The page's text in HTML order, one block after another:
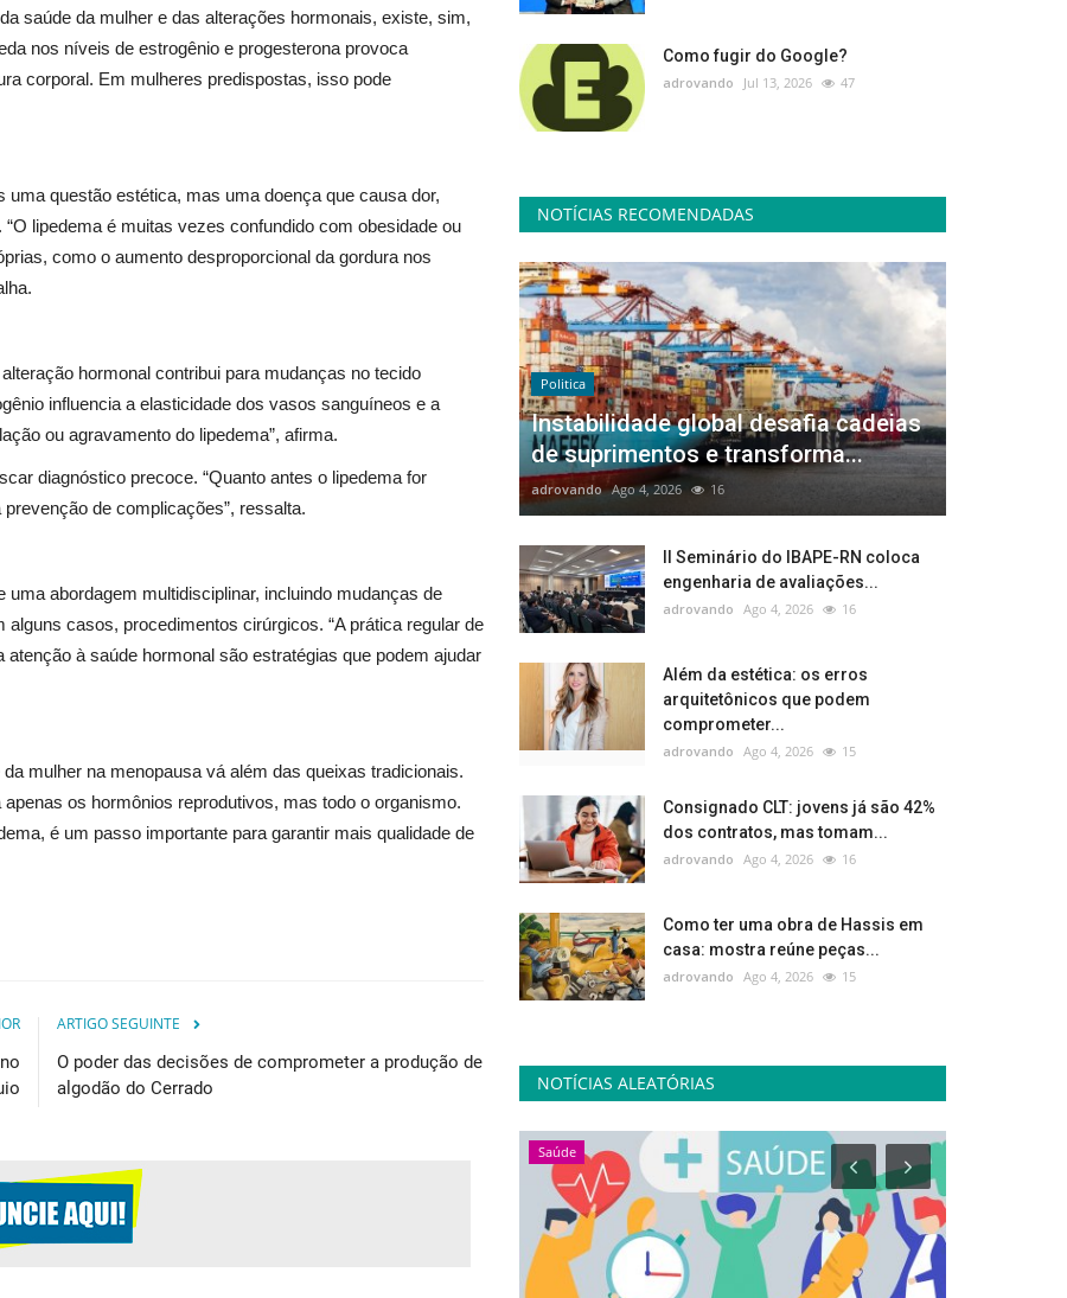
saúde da mulher e das alterações hormonais, existe, sim,
nos níveis de estrogênio e progesterona provoca
corporal. Em mulheres predispostas, isso pode
questão estética, mas uma doença que causa dor,
lipedema é muitas vezes confundido com obesidade ou
como o aumento desproporcional da gordura nos
hormonal contribui para mudanças no tecido
influencia a elasticidade dos vasos sanguíneos e a
ou agravamento do lipedema”, afirma.
diagnóstico precoce. “Quanto antes o lipedema for
de complicações”, ressalta.
abordagem multidisciplinar, incluindo mudanças de
casos, procedimentos cirúrgicos. “A prática regular de
à saúde hormonal são estratégias que podem ajudar
mulher na menopausa vá além das queixas tradicionais.
os hormônios reprodutivos, mas todo o organismo.
é um passo importante para garantir mais qualidade de
ARTIGO SEGUINTE
O poder das decisões de comprometer a produção de
algodão do Cerrado
Como fugir do Google?
adrovando Jul 13, 2026 47
NOTÍCIAS RECOMENDADAS
Politica
Instabilidade global desafia cadeias
de suprimentos e transforma...
adrovando Ago 4, 2026 16
II Seminário do IBAPE-RN coloca
engenharia de avaliações...
adrovando Ago 4, 2026 16
Além da estética: os erros
arquitetônicos que podem
comprometer...
adrovando Ago 4, 2026 15
Consignado CLT: jovens já são 42%
dos contratos, mas tomam...
adrovando Ago 4, 2026 16
Como ter uma obra de Hassis em
casa: mostra reúne peças...
adrovando Ago 4, 2026 15
NOTÍCIAS ALEATÓRIAS
Saúde